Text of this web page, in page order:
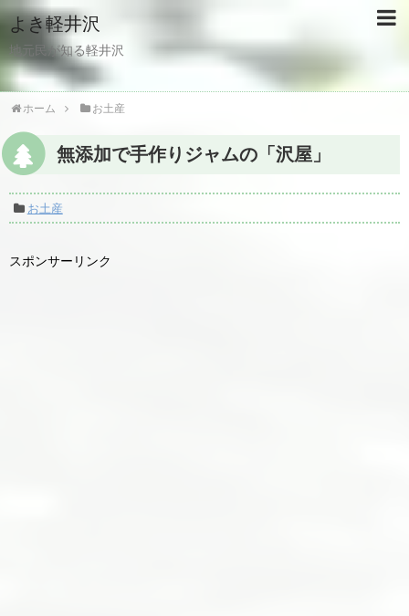
よき軽井沢
地元民が知る軽井沢
ホーム お土産
無添加で手作りジャムの「沢屋」
お土産
スポンサーリンク